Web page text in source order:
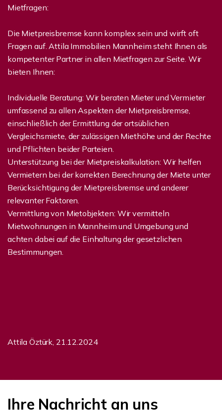
Mietfragen:
Die Mietpreisbremse kann komplex sein und wirft oft
Fragen auf. Attila Immobilien Mannheim steht Ihnen als
kompetenter Partner in allen Mietfragen zur Seite. Wir
bieten Ihnen:
Individuelle Beratung: Wir beraten Mieter und Vermieter
umfassend zu allen Aspekten der Mietpreisbremse,
einschließlich der Ermittlung der ortsüblichen
Vergleichsmiete, der zulässigen Miethöhe und der Rechte
und Pflichten beider Parteien.
Unterstützung bei der Mietpreiskalkulation: Wir helfen
Vermietern bei der korrekten Berechnung der Miete unter
Berücksichtigung der Mietpreisbremse und anderer
relevanter Faktoren.
Vermittlung von Mietobjekten: Wir vermitteln
Mietwohnungen in Mannheim und Umgebung und
achten dabei auf die Einhaltung der gesetzlichen
Bestimmungen.
Attila Öztürk, 21.12.2024
Ihre Nachricht an uns